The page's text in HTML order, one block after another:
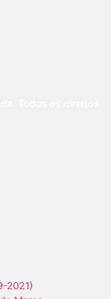
2021)